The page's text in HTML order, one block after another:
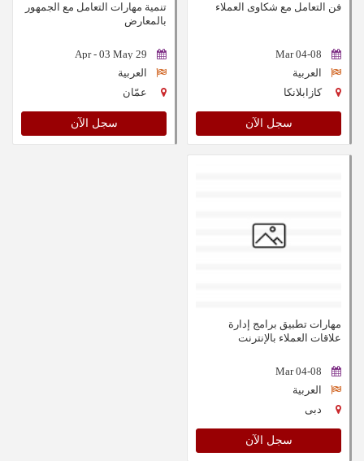
فن التعامل مع شكاوى العملاء
04-08 Mar
العربية
كازابلانكا
سجل الآن
تنمية مهارات التعامل مع الجمهور
بالمعارض
29 Apr - 03 May
العربية
عمّان
سجل الآن
مهارات تطبيق برامج إدارة
علاقات العملاء بالإنترنت
04-08 Mar
العربية
دبى
سجل الآن